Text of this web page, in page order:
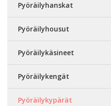
Pyöräilyhanskat
Pyöräilyhousut
Pyöräilykäsineet
Pyöräilykengät
Pyöräilykypärät